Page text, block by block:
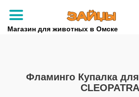
Магазин для животных в Омске
Заказать
+7
+7 (950)
Фламинго Купалка
CLEOPATRA